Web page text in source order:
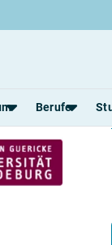
Studium
2026
Berufe
Rund um
Gut bezahlte
Berufe nach